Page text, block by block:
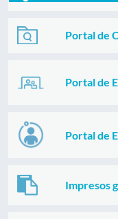
Portal de
Portal de
Portal de
Impresos